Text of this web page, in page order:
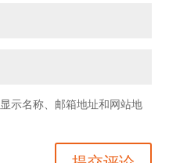
示名称、邮箱地址和网站地